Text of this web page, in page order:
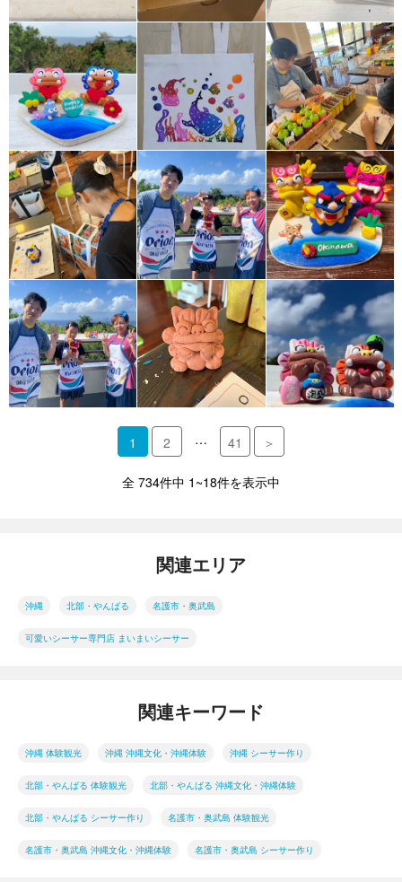
1 2 … 41 ＞
全 734件中 1~18件を表示中
関連エリア
沖縄 北部・やんばる 名護市・奥武島
可愛いシーサー専門店 まいまいシーサー
関連キーワード
沖縄 体験観光 沖縄 沖縄文化・沖縄体験 沖縄 シーサー作り
北部・やんばる 体験観光 北部・やんばる 沖縄文化・沖縄体験
北部・やんばる シーサー作り 名護市・奥武島 体験観光
名護市・奥武島 沖縄文化・沖縄体験 名護市・奥武島 シーサー作り